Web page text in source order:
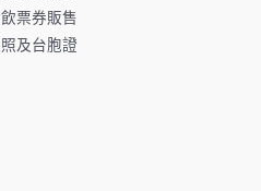
票券販售
及台胞證